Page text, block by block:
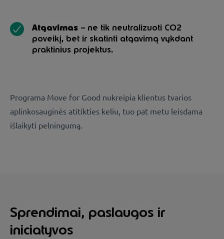
Atgavimas – ne tik neutralizuoti CO2
poveikį, bet ir skatinti atgavimą vykdant
praktinius projektus.
Programa Move for Good nukreipia klientus tvarios
aplinkosauginės atitikties keliu, tuo pat metu leisdama
išlaikyti pelningumą.
Sprendimai, paslaugos ir
iniciatyvos